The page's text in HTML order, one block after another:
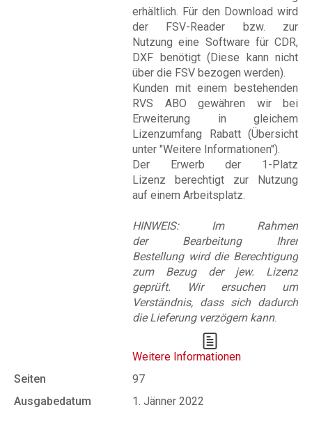
erhältlich. Für den Download wird
der FSV-Reader bzw. zur
Nutzung eine Software für CDR,
DXF benötigt (Diese kann nicht
über die FSV bezogen werden).
Kunden mit einem bestehenden
RVS ABO gewähren wir bei
Erweiterung in gleichem
Lizenzumfang Rabatt (Übersicht
unter "Weitere Informationen").
Der Erwerb der 1-Platz
Lizenz berechtigt zur Nutzung
auf einem Arbeitsplatz.
HINWEIS: Im Rahmen
der Bearbeitung Ihrer
Bestellung wird die Berechtigung
zum Bezug der jew. Lizenz
geprüft. Wir ersuchen um
Verständnis, dass sich dadurch
die Lieferung verzögern kann.
Weitere Informationen
Seiten
97
Ausgabedatum
1. Jänner 2022